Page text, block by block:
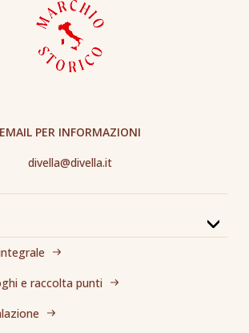
e raccolta punti
EMAIL PER INFORMAZIONI
divella@divella.it